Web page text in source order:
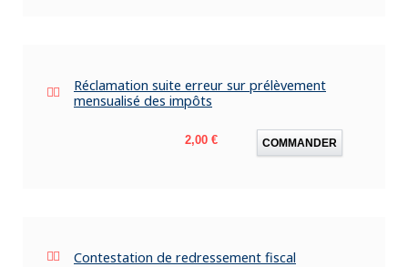
Réclamation suite erreur sur prélèvement
mensualisé des impôts
Prix
2,00 € COMMANDER
Contestation de redressement fiscal